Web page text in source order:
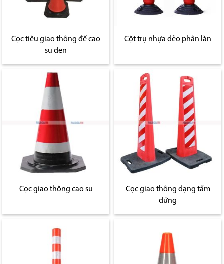
Cọc tiêu giao thông đế cao
su đen
Cột trụ nhựa dẻo phân làn
Cọc giao thông cao su
Cọc giao thông dạng tấm
đứng